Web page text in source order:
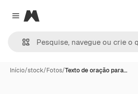
Close menu
Magnific
Início/stock/Fotos/Texto de oração para…